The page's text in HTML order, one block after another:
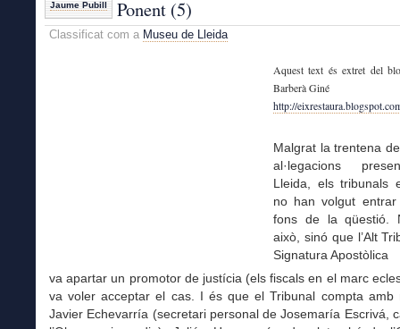
Jaume Pubill
Ponent (5)
Classificat com a Museu de Lleida
Aquest text és extret del
Barberà Giné
http://
Malgrat la trentena
al·legacions
Lleida, els tribunals
no han volgut
fons de la qüestió.
això, sinó que l’Alt
Signatura Apostòlica
va apartar un promotor de justícia (els fiscals en el marc
va voler acceptar el cas. I és que el Tribunal compta amb
Javier Echevarría (secretari personal de Josemaría Escrivá,